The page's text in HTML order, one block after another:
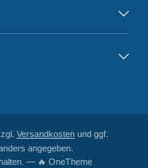
Versandkosten und ggf.
angegeben.
— 🔥 OneTheme